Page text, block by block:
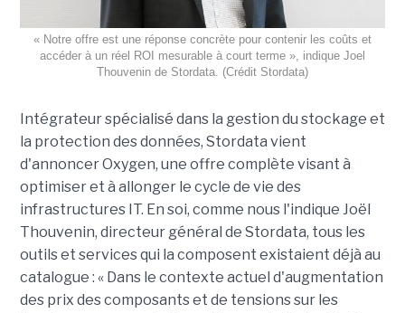
« Notre offre est une réponse concrète pour contenir les coûts et
accéder à un réel ROI mesurable à court terme », indique Joel
Thouvenin de Stordata. (Crédit Stordata)
Intégrateur spécialisé dans la gestion du stockage et
la protection des données, Stordata vient
d'annoncer Oxygen, une offre complète visant à
optimiser et à allonger le cycle de vie des
infrastructures IT. En soi, comme nous l'indique Joël
Thouvenin, directeur général de Stordata, tous les
outils et services qui la composent existaient déjà au
catalogue : « Dans le contexte actuel d'augmentation
des prix des composants et de tensions sur les